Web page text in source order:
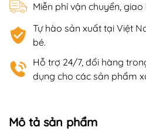
Miễn phí vận chuyển,
Tự hào sản xuất tại Việt
bé.
Hỗ trợ 24/7, đổi hàng
dụng cho các sản phẩm
Mô tả sản phẩm